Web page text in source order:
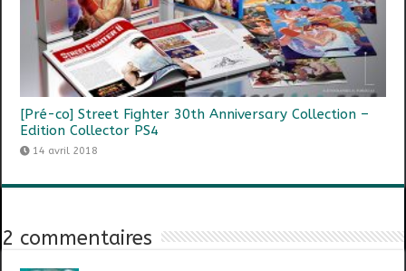
[Pré-co] Street Fighter 30th Anniversary Collection –
Edition Collector PS4
14 avril 2018
2 commentaires